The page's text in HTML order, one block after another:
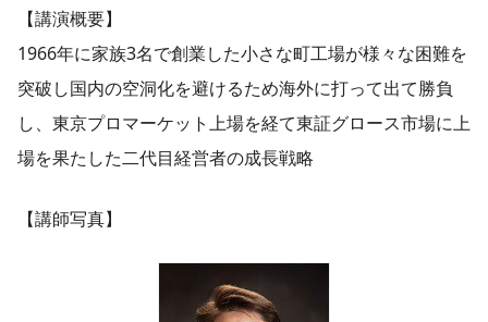
【講演概要】
1966年に家族3名で創業した小さな町工場が様々な困難を
突破し国内の空洞化を避けるため海外に打って出て勝負
し、東京プロマーケット上場を経て東証グロース市場に上
場を果たした二代目経営者の成長戦略
【講師写真】